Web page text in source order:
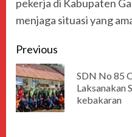
pekerja di Kabupaten
menjaga situasi yang
Previous
SDN No 85
Laksanakan
kebakaran